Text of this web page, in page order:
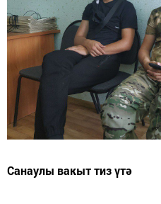
Санаулы вакыт тиз үтә